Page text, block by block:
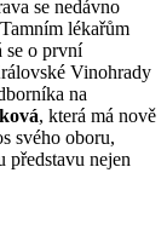
se nedávno
lékařům
se o první
Vinohrady
na
, která má nově
svého oboru,
představu nejen